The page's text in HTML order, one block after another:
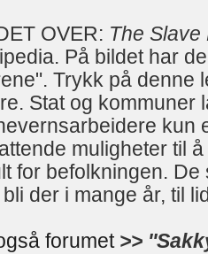
OVER: The Slave
På bildet har
Trykk på denne
Stat og kommuner
kun
muligheter til
for befolkningen.
bli der i mange år, til
forumet >>